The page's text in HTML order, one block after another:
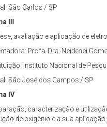
São Carlos / SP
III
avaliação e aplicação de
Profa. Dra. Neidenei
Instituto Nacional de
São José dos Campos / SP
IV
caracterização e
de oxigênio e a sua